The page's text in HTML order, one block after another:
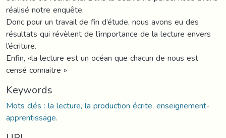
réalisé notre enquête.
Donc pour un travail de fin d’étude, nous avons eu des
résultats qui révèlent de l’importance de la lecture envers
l’écriture.
Enfin, «la lecture est un océan que chacun de nous est
censé connaitre »
Keywords
Mots clés : la lecture, la production écrite, enseignement-
apprentissage.